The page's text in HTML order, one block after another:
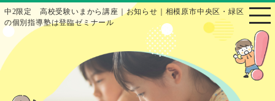
中2限定 高校受験いまから講座｜お知らせ｜相模原市中央区・緑区
の個別指導塾は登臨ゼミナール